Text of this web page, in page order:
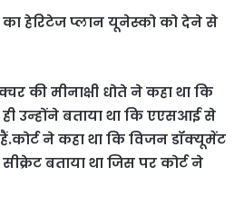
हेरिटेज प्लान यूनेस्को को देने से
की मीनाक्षी धोते ने कहा था कि
उन्होंने बताया था कि एएसआई से
ने कहा था कि विजन डॉक्यूमेंट
बताया था जिस पर कोर्ट ने